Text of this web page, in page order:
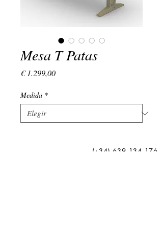
Mesa T Patas
€ 1.299,00Precio
Medida *
(+34)639 134 176